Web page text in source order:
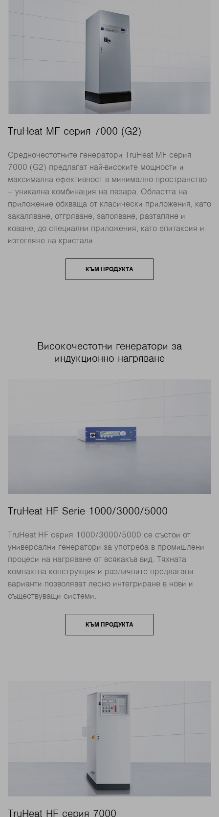
TruHeat MF серия 7000 (G2)
Средночестотните генератори TruHeat MF серия
7000 (G2) предлагат най-високите мощности и
максимална ефективност в минимално пространство
– уникална комбинация на пазара. Областта на
приложение обхваща от класически приложения, като
закаляване, отгряване, запояване, разтапяне и
коване, до специални приложения, като епитаксия и
изтегляне на кристали.
КЪМ ПРОДУКТА
Високочестотни генератори за
индукционно нагряване
TruHeat HF Serie 1000/3000/5000
TruHeat HF серия 1000/3000/5000 се състои от
универсални генератори за употреба в промишлени
процеси на нагряване от всякакъв вид. Тяхната
компактна конструкция и различните предлагани
варианти позволяват лесно интегриране в нови и
съществуващи системи.
КЪМ ПРОДУКТА
TruHeat HF серия 7000